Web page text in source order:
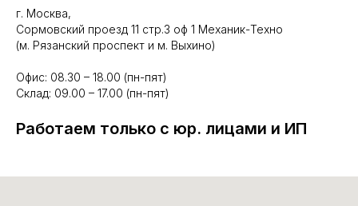
г. Москва,
Сормовский проезд 11 стр.3 оф 1 Механик-Техно
(м. Рязанский проспект и м. Выхино)
Офис: 08.30 – 18.00 (пн-пят)
Склад: 09.00 – 17.00 (пн-пят)
Работаем только с юр. лицами и ИП